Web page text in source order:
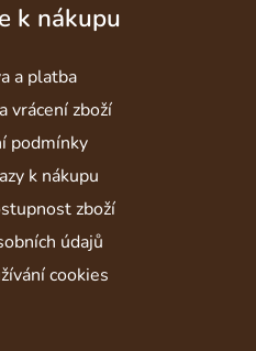
k nákupu
a platba
vrácení zboží
podmínky
k nákupu
zboží
údajů
cookies